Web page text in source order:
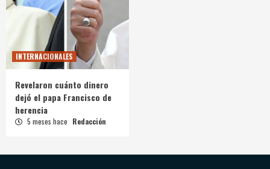
INTERNACIONALES
Revelaron cuánto dinero
dejó el papa Francisco de
herencia
5 meses hace Redacción